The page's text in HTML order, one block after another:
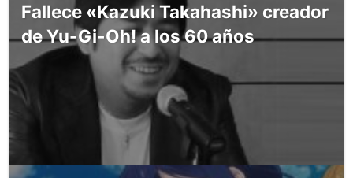
Fallece «Kazuki Takahashi» creador
de Yu-Gi-Oh! a los 60 años